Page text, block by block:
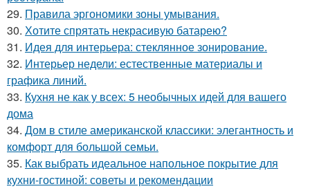
29. Правила эргономики зоны умывания.
30. Хотите спрятать некрасивую батарею?
31. Идея для интерьера: стеклянное зонирование.
32. Интерьер недели: естественные материалы и
графика линий.
33. Кухня не как у всех: 5 необычных идей для вашего
дома
34. Дом в стиле американской классики: элегантность и
комфорт для большой семьи.
35. Как выбрать идеальное напольное покрытие для
кухни-гостиной: советы и рекомендации